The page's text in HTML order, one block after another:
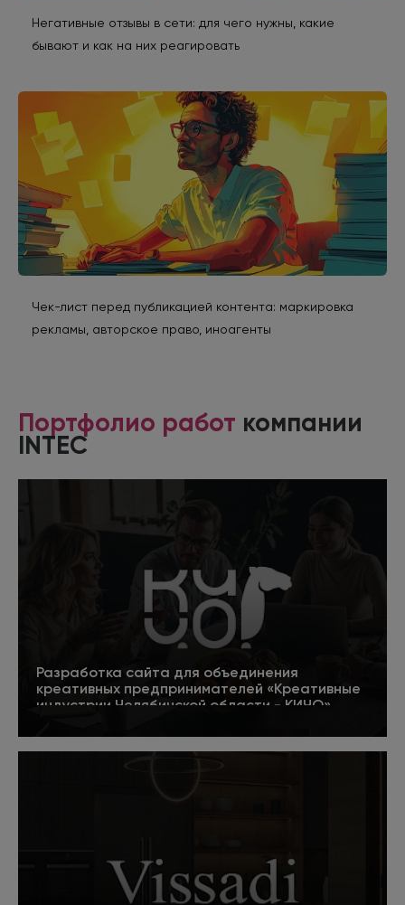
Негативные отзывы в сети: для чего нужны, какие
бывают и как на них реагировать
Чек-лист перед публикацией контента: маркировка
рекламы, авторское право, иноагенты
Портфолио работ компании
INTEC
Разработка сайта для объединения
креативных предпринимателей «Креативные
индустрии Челябинской области - КИЧО»
Подробнее 5